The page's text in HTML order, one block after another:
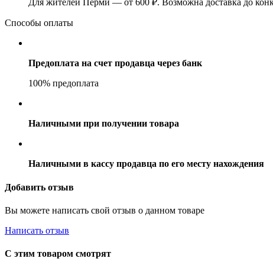
Для жителей Перми — от 600 ₽. Возможна доставка до
Способы оплаты
Предоплата на счет продавца через банк
100% предоплата
Наличными при получении товара
Наличными в кассу продавца по его месту нахождения
Добавить отзыв
Вы можете написать свой отзыв о данном товаре
Написать отзыв
С этим товаром смотрят